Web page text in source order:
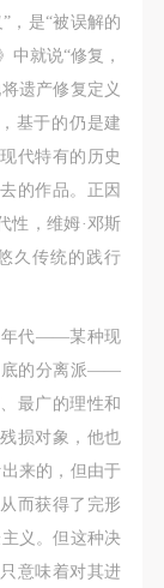
，是“被误解的
中就说“修复，
遗产修复定义
基于的仍是建
代特有的历史
的作品。正因
性，维姆·邓斯
久传统的践行
年代——某种现
底的分离派——
最广的理性和
损对象，他也
来的，但由于
而获得了完形
义。但这种决
意味着对其进